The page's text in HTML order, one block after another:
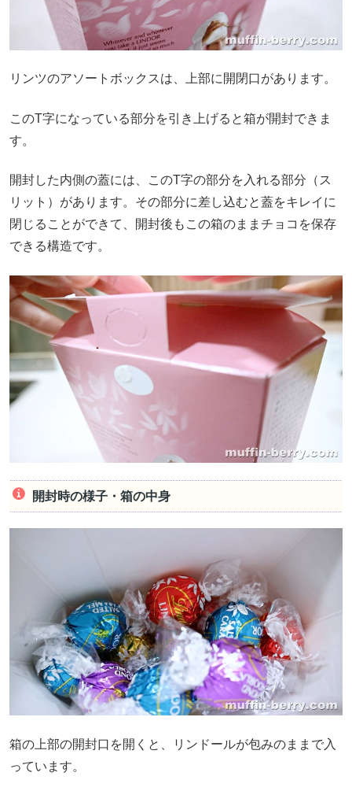
リンツのアソートボックスは、上部に開閉口があります。
このT字になっている部分を引き上げると箱が開封できま
す。
開封した内側の蓋には、このT字の部分を入れる部分（ス
リット）があります。その部分に差し込むと蓋をキレイに
閉じることができて、開封後もこの箱のままチョコを保存
できる構造です。
開封時の様子・箱の中身
箱の上部の開封口を開くと、リンドールが包みのままで入
っています。